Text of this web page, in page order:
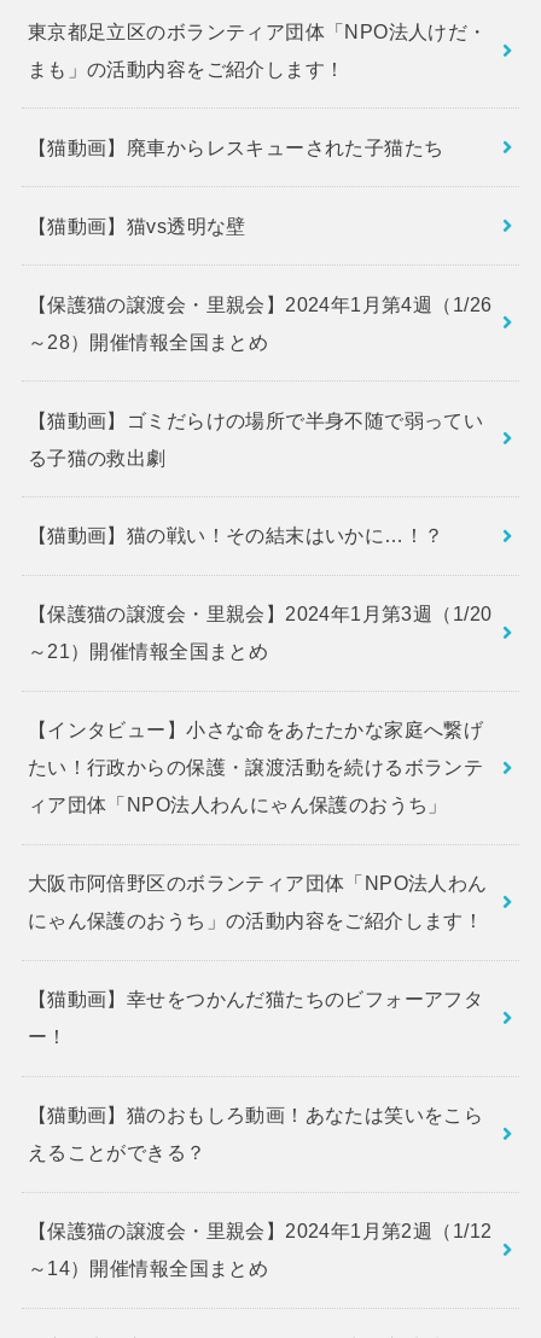
東京都足立区のボランティア団体「NPO法人けだ・
まも」の活動内容をご紹介します！
【猫動画】廃車からレスキューされた子猫たち
【猫動画】猫vs透明な壁
【保護猫の譲渡会・里親会】2024年1月第4週（1/26
～28）開催情報全国まとめ
【猫動画】ゴミだらけの場所で半身不随で弱ってい
る子猫の救出劇
【猫動画】猫の戦い！その結末はいかに…！？
【保護猫の譲渡会・里親会】2024年1月第3週（1/20
～21）開催情報全国まとめ
【インタビュー】小さな命をあたたかな家庭へ繋げ
たい！行政からの保護・譲渡活動を続けるボランテ
ィア団体「NPO法人わんにゃん保護のおうち」
大阪市阿倍野区のボランティア団体「NPO法人わん
にゃん保護のおうち」の活動内容をご紹介します！
【猫動画】幸せをつかんだ猫たちのビフォーアフタ
ー！
【猫動画】猫のおもしろ動画！あなたは笑いをこら
えることができる？
【保護猫の譲渡会・里親会】2024年1月第2週（1/12
～14）開催情報全国まとめ